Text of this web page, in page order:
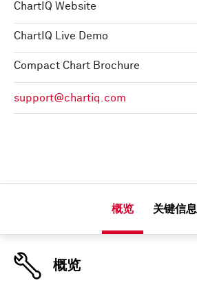
ChartIQ Website
ChartIQ Live Demo
Compact Chart Brochure
support@chartiq.com
概览 关键信息
概览